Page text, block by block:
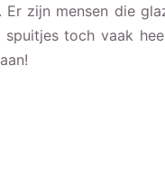
zijn mensen die
toch vaak